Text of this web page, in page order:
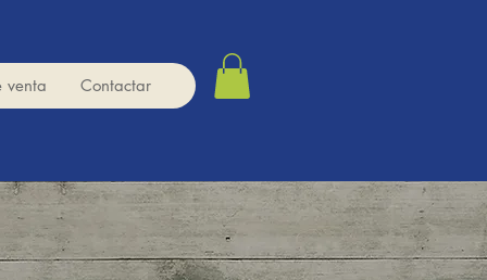
venta Contactar